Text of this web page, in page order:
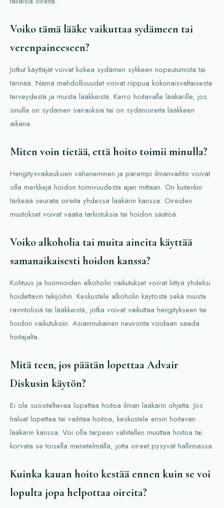
Voiko tämä lääke vaikuttaa sydämeen tai
verenpaineeseen?
Jotkut käyttäjät voivat kokea sydämen sykkeen nopeutumista tai
tärinää. Nämä mahdollisuudet voivat riippua kokonaisvaltaisesta
terveydestä ja muista lääkkeistä. Kerro hoitavalle lääkärille, jos
sinulla on sydämen sairauksia tai on sydänoireita lääkkeen
aikana.
Miten voin tietää, että hoito toimii minulla?
Hengitysvaikeuksien väheneminen ja parempi ilmanvaihto voivat
olla merkkejä hoidon toimivuudesta ajan mittaan. On kuitenkin
tärkeää seurata oireita yhdessä lääkärin kanssa. Oireiden
muutokset voivat vaatia tarkistuksia tai hoidon säätöä.
Voiko alkoholia tai muita aineita käyttää
samanaikaisesti hoidon kanssa?
Kohtuus ja huomioiden alkoholin vaikutukset voivat liittyä yhdeksi
hoidettavin tekijöihin. Keskustele alkoholin käytöstä sekä muista
ravintolisiä tai lääkkeistä, jotka voivat vaikuttaa hengitykseen tai
hoidon vaikutuksiin. Asianmukainen neuvonta voidaan saada
hoitajalta.
Mitä teen, jos päätän lopettaa Advair
Diskusin käytön?
Ei ole suositeltavaa lopettaa hoitoa ilman lääkärin ohjetta. Jos
haluat lopettaa tai vaihtaa hoitoa, keskustele ensin hoitavan
lääkärin kanssa. Voi olla tarpeen vähitellen muuttaa hoitoa tai
korvata se toisella menetelmällä, jotta oireet pysyvät hallinnassa.
Kuinka kauan hoito kestää ennen kuin se voi
lopulta jopa helpottaa oireita?